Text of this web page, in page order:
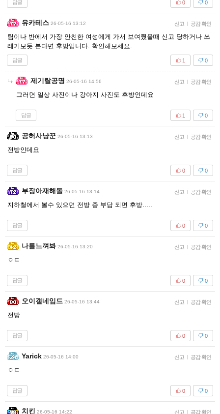
답글 0
0
유카테스 26-05-16 13:12 신고 | 공감 확인
팀이나 반에서 가장 안친한 여성에게 가서 보여줬을때 신고 당하거나 쓰
레기보듯 본다면 후방입니다. 확인해보세요.
답글 0
1
제기랄공명 26-05-16 14:56 신고 | 공감 확인
그러면 일상 사진이나 강아지 사진도 후방인데요
답글 0
1
공허사냥꾼 26-05-16 13:13 신고 | 공감 확인
전방인데요
답글 0
0
부장아재해돌 26-05-16 13:14 신고 | 공감 확인
지하철에서 볼수 있으면 전방 좀 부담 되면 후방.....
답글 0
0
나를느껴봐 26-05-16 13:20 신고 | 공감 확인
ㅇㄷ
답글 0
0
오이갤네임드 26-05-16 13:44 신고 | 공감 확인
전방
답글 0
0
Yarick 26-05-16 14:00 신고 | 공감 확인
ㅇㄷ
답글 0
0
치킨 26-05-16 14:22 신고 | 공감 확인